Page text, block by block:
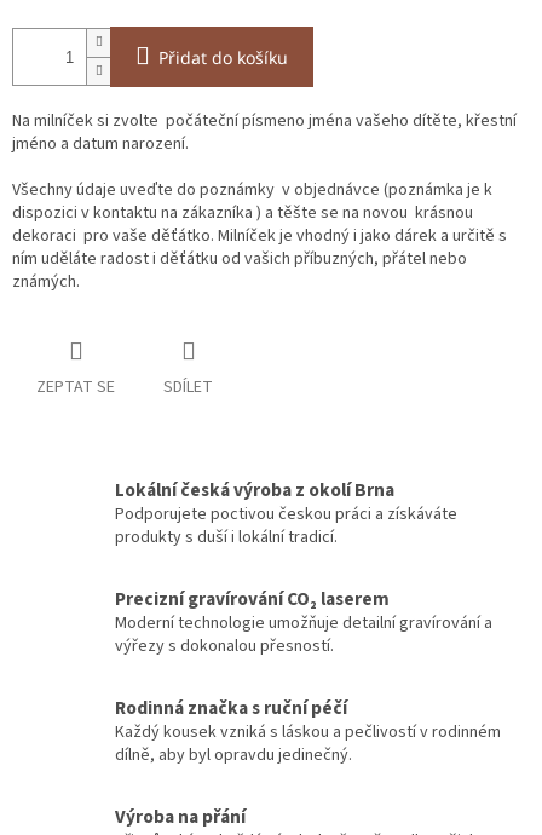
Přidat do košíku
Na milníček si zvolte počáteční písmeno jména vašeho dítěte, křestní
jméno a datum narození.
Všechny údaje uveďte do poznámky v objednávce (poznámka je k
dispozici v kontaktu na zákazníka ) a těšte se na novou krásnou
dekoraci pro vaše děťátko. Milníček je vhodný i jako dárek a určitě s
ním uděláte radost i děťátku od vašich příbuzných, přátel nebo
známých.
ZEPTAT SE SDÍLET
Lokální česká výroba z okolí Brna
Podporujete poctivou českou práci a získáváte
produkty s duší i lokální tradicí.
Precizní gravírování CO₂ laserem
Moderní technologie umožňuje detailní gravírování a
výřezy s dokonalou přesností.
Rodinná značka s ruční péčí
Každý kousek vzniká s láskou a pečlivostí v rodinném
dílně, aby byl opravdu jedinečný.
Výroba na přání